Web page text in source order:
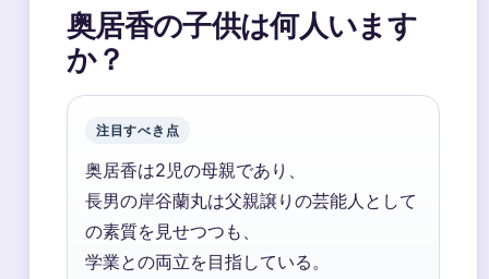
奥居香の子供は何人います
か？
注目すべき点
奥居香は2児の母親であり、
長男の岸谷蘭丸は父親譲りの芸能人として
の素質を見せつつも、
学業との両立を目指している。